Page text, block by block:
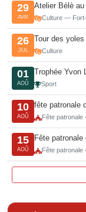
29
AVR
Atelier Bélè au
Culture —
26
JUL
Tour des
Culture
01
AOÛ
Trophée Yvon
Sport
10
AOÛ
fête patronale
Fête
15
AOÛ
Fête
Fête